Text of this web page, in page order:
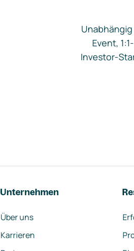
Event,
Investor-
Unternehmen
Über uns
Karrieren